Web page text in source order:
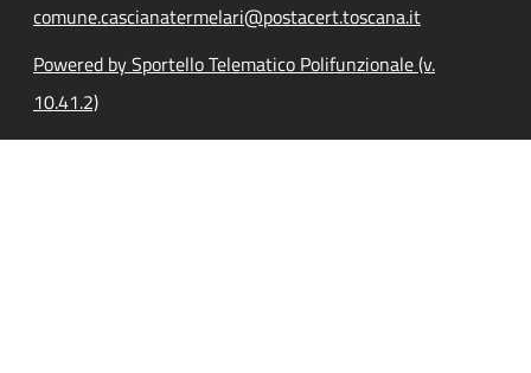
comune.cascianatermelari@postacert.toscana.it
Powered by Sportello Telematico Polifunzionale (v.
10.41.2)